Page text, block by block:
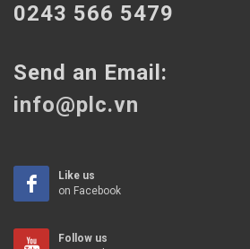
0243 566 5479
Send an Email:
info@plc.vn
Like us
on Facebook
Follow us